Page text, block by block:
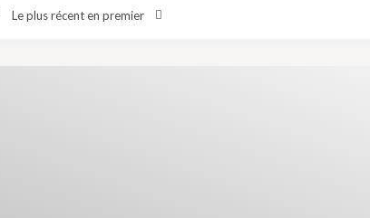
Le plus récent en premier